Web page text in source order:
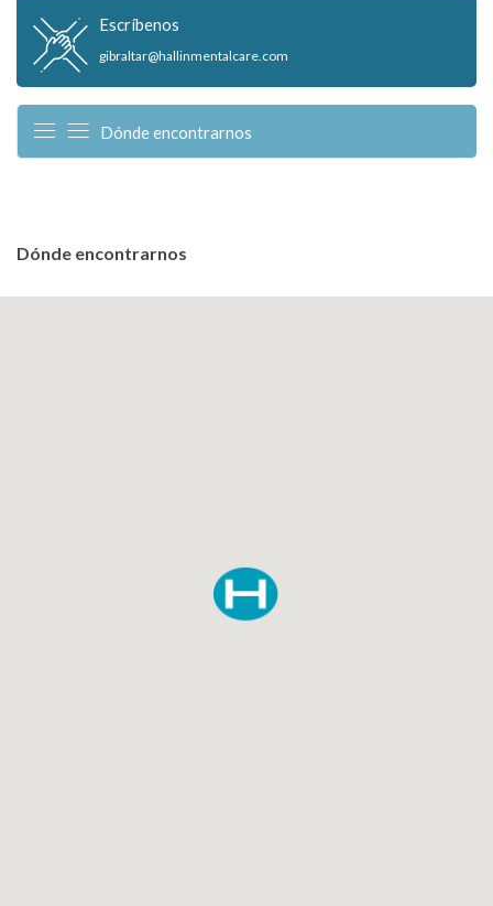
Escríbenos
gibraltar@hallinmentalcare.com
Dónde encontrarnos
Dónde encontrarnos